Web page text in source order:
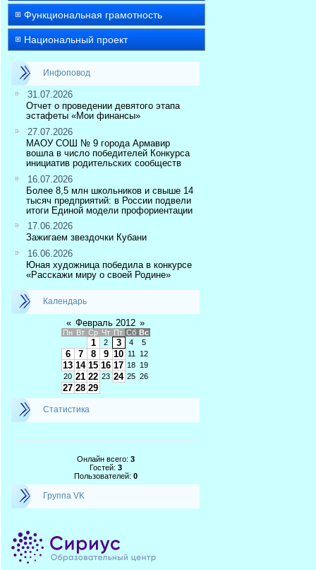
Функциональная грамотность
Национальный проект
Инфоповод
31.07.2026
Отчет о проведении девятого этапа
эстафеты «Мои финансы»
27.07.2026
МАОУ СОШ № 9 города Армавир
вошла в число победителей Конкурса
инициатив родительских сообществ
16.07.2026
Более 8,5 млн школьников и свыше 14
тысяч предприятий: в России подвели
итоги Единой модели профориентации
17.06.2026
Зажигаем звездочки Кубани
16.06.2026
Юная художница победила в конкурсе
«Расскажи миру о своей Родине»
Календарь
« Февраль 2012 »
Пн Вт Ср Чт Пт Сб Вс
1 2 3 4 5
6 7 8 9 10 11 12
13 14 15 16 17 18 19
20 21 22 23 24 25 26
27 28 29
Статистика
Онлайн всего: 3
Гостей: 3
Пользователей: 0
Группа VK